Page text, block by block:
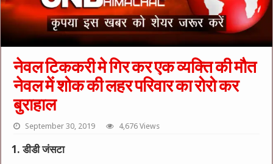
नेवल टिककरी मे गिर कर एक व्यक्ति की मौत
नेवल में शोक की लहर परिवार का रोरो कर
बुराहाल
September 30, 2019 4,676 Views
डीडी जंसटा